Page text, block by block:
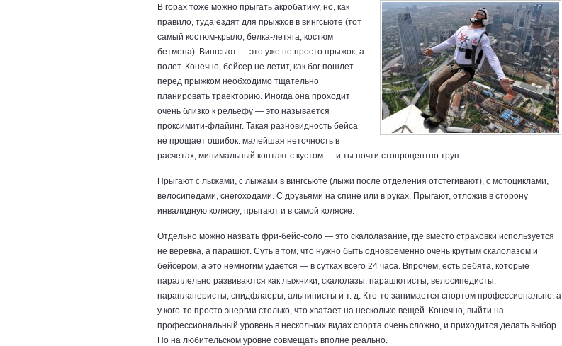
В горах тоже можно прыгать акробатику, но, как
правило, туда ездят для прыжков в вингсьюте (тот
самый костюм-крыло, белка-летяга, костюм
бетмена). Вингсьют — это уже не просто прыжок, а
полет. Конечно, бейсер не летит, как бог пошлет —
перед прыжком необходимо тщательно
планировать траекторию. Иногда она проходит
очень близко к рельефу — это называется
проксимити-флайинг. Такая разновидность бейса
не прощает ошибок: малейшая неточность в
расчетах, минимальный контакт с кустом — и ты почти стопроцентно труп.
Прыгают с лыжами, с лыжами в вингсьюте (лыжи после отделения отстегивают), с мотоциклами,
велосипедами, снегоходами. С друзьями на спине или в руках. Прыгают, отложив в сторону
инвалидную коляску; прыгают и в самой коляске.
Отдельно можно назвать фри-бейс-соло — это скалолазание, где вместо страховки используется
не веревка, а парашют. Суть в том, что нужно быть одновременно очень крутым скалолазом и
бейсером, а это немногим удается — в сутках всего 24 часа. Впрочем, есть ребята, которые
параллельно развиваются как лыжники, скалолазы, парашютисты, велосипедисты,
парапланеристы, спидфлаеры, альпинисты и т. д. Кто-то занимается спортом профессионально, а
у кого-то просто энергии столько, что хватает на несколько вещей. Конечно, выйти на
профессиональный уровень в нескольких видах спорта очень сложно, и приходится делать выбор.
Но на любительском уровне совмещать вполне реально.